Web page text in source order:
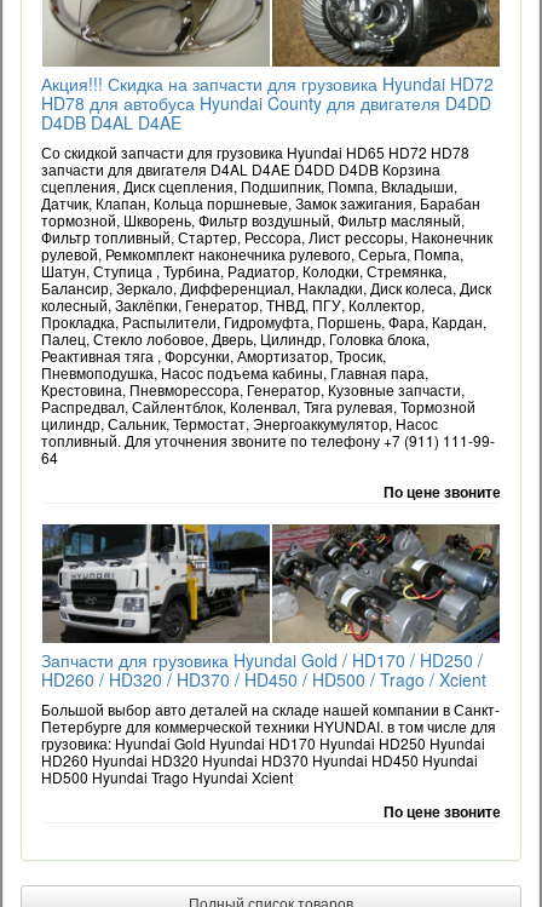
Акция!!! Скидка на запчасти для грузовика Hyundai HD72
HD78 для автобуса Hyundai County для двигателя D4DD
D4DB D4AL D4AE
Со скидкой запчасти для грузовика Hyundai HD65 HD72 HD78
запчасти для двигателя D4AL D4AE D4DD D4DB Корзина
сцепления, Диск сцепления, Подшипник, Помпа, Вкладыши,
Датчик, Клапан, Кольца поршневые, Замок зажигания, Барабан
тормозной, Шкворень, Фильтр воздушный, Фильтр масляный,
Фильтр топливный, Стартер, Рессора, Лист рессоры, Наконечник
рулевой, Ремкомплект наконечника рулевого, Серьга, Помпа,
Шатун, Ступица , Турбина, Радиатор, Колодки, Стремянка,
Балансир, Зеркало, Дифференциал, Накладки, Диск колеса, Диск
колесный, Заклёпки, Генератор, ТНВД, ПГУ, Коллектор,
Прокладка, Распылители, Гидромуфта, Поршень, Фара, Кардан,
Палец, Стекло лобовое, Дверь, Цилиндр, Головка блока,
Реактивная тяга , Форсунки, Амортизатор, Тросик,
Пневмоподушка, Насос подъема кабины, Главная пара,
Крестовина, Пневморессора, Генератор, Кузовные запчасти,
Распредвал, Сайлентблок, Коленвал, Тяга рулевая, Тормозной
цилиндр, Сальник, Термостат, Энергоаккумулятор, Насос
топливный. Для уточнения звоните по телефону +7 (911) 111-99-
64
По цене звоните
Запчасти для грузовика Hyundai Gold / HD170 / HD250 /
HD260 / HD320 / HD370 / HD450 / HD500 / Trago / Xcient
Большой выбор авто деталей на складе нашей компании в Санкт-
Петербурге для коммерческой техники HYUNDAI. в том числе для
грузовика: Hyundai Gold Hyundai HD170 Hyundai HD250 Hyundai
HD260 Hyundai HD320 Hyundai HD370 Hyundai HD450 Hyundai
HD500 Hyundai Trago Hyundai Xcient
По цене звоните
Полный список товаров